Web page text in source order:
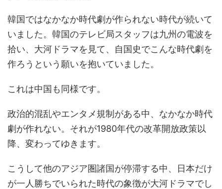
韓国ではなかなか時代劇が作られない時代が続いて
いました。韓国のテレビ局スタッフは九州の電波を
拾い、大河ドラマを見て、自国史でこんな時代劇を
作ろうという願いを抱いていました。
これは中国も同様です。
政治的混乱やエンタメ規制がある中、なかなか時代
劇が作れない。それが1980年代の改革開放政策以
降、変わってゆきます。
こうして他のアジア圏諸国が停滞する中、日本だけ
が一人勝ちでいられた時代の象徴が大河ドラマでし